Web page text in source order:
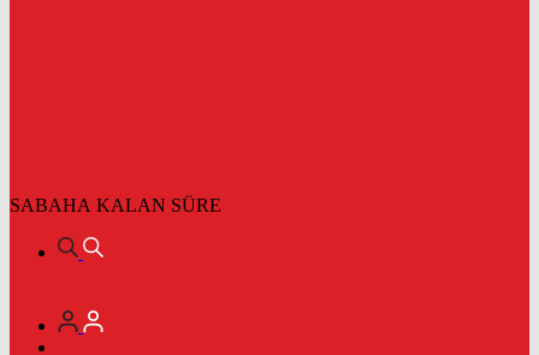
SABAHA KALAN SÜRE